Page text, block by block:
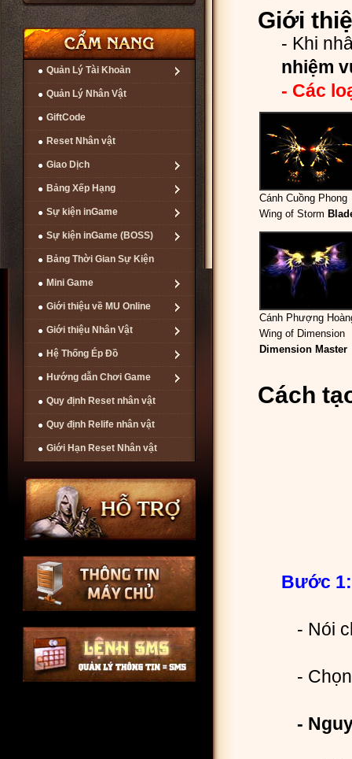
Quản Lý Tài Khoản
Quản Lý Nhân Vật
GiftCode
Reset Nhân vật
Giao Dịch
Bảng Xếp Hạng
Sự kiện inGame
Sự kiện inGame (BOSS)
Bảng Thời Gian Sự Kiện
Mini Game
Giới thiệu về MU Online
Giới thiệu Nhân Vật
Hệ Thống Ép Đồ
Hướng dẫn Chơi Game
Quy định Reset nhân vật
Quy định Relife nhân vật
Giới Hạn Reset Nhân vật
Giới
- Khi
nhiệm
- Các
Cánh Cuồng Phong
Wing of Storm
Cánh Phượng
Wing of Dimension
Dimension Master
Cách
Bước
- Nói
-
-